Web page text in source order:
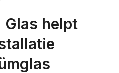
Glas helpt